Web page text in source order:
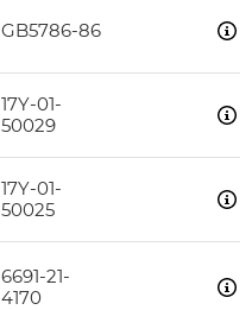
GB5786-86
17Y-01-
50029
17Y-01-
50025
6691-21-
4170